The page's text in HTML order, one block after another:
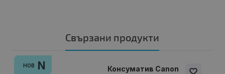
Свързани продукти
НОВ N
Консуматив Canon